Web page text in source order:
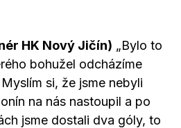
HK Nový Jičín) „Bylo to
bohužel odcházíme
si, že jsme nebyli
na nás nastoupil a po
jsme dostali dva góly, to